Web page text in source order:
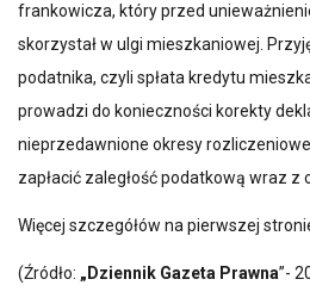
frankowicza, który przed
skorzystał w ulgi mieszkaniowej.
podatnika, czyli spłata kredytu
prowadzi do konieczności korekty
nieprzedawnione okresy
zapłacić zaległość podatkową wraz z
Więcej szczegółów na pierwszej
(Źródło: „Dziennik Gazeta Prawna”-